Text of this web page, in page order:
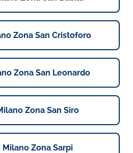
Zona San Cristoforo
Zona San Leonardo
Zona San Siro
Milano Zona Sarpi